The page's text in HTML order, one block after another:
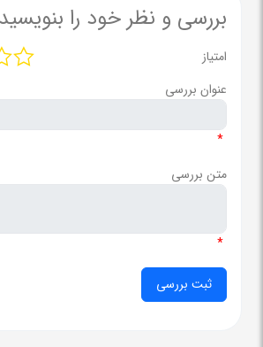
بررسی و نظر خود را
امتیاز
عنوان بررسی
*
متن بررسی
*